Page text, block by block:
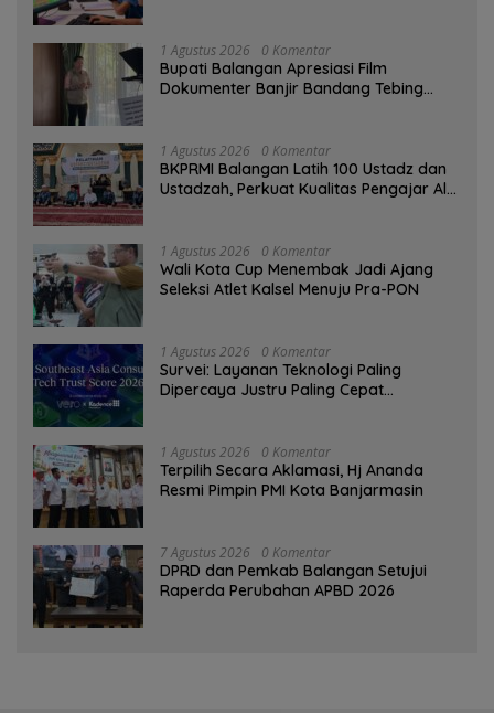
1 Agustus 2026 0 Komentar
Bupati Balangan Apresiasi Film
Dokumenter Banjir Bandang Tebing
1 Agustus 2026 0 Komentar
BKPRMI Balangan Latih 100 Ustadz dan
Ustadzah, Perkuat Kualitas Pengajar Al-
1 Agustus 2026 0 Komentar
Wali Kota Cup Menembak Jadi Ajang
Seleksi Atlet Kalsel Menuju Pra-PON
1 Agustus 2026 0 Komentar
Survei: Layanan Teknologi Paling
Dipercaya Justru Paling Cepat
1 Agustus 2026 0 Komentar
‎Terpilih Secara Aklamasi, Hj Ananda
Resmi Pimpin PMI Kota Banjarmasin
7 Agustus 2026 0 Komentar
DPRD dan Pemkab Balangan Setujui
Raperda Perubahan APBD 2026